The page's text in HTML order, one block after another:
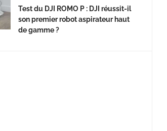
Test du DJI ROMO P : DJI réussit-il
son premier robot aspirateur haut
de gamme ?